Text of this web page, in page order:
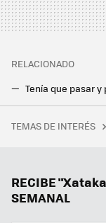
RELACIONADO
TEMAS DE INTERÉS
RECIBE
SEMANAL